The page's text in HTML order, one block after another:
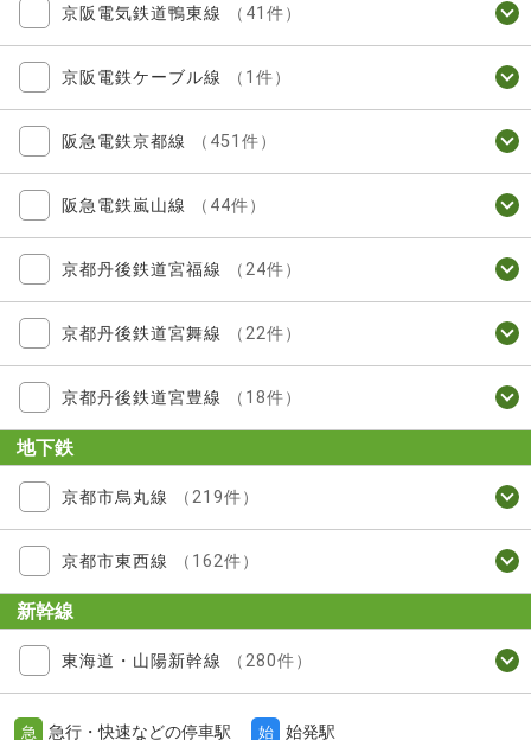
京阪電気鉄道鴨東線 （41件）
京阪電鉄ケーブル線 （1件）
阪急電鉄京都線 （451件）
阪急電鉄嵐山線 （44件）
京都丹後鉄道宮福線 （24件）
京都丹後鉄道宮舞線 （22件）
京都丹後鉄道宮豊線 （18件）
地下鉄
京都市烏丸線 （219件）
京都市東西線 （162件）
新幹線
東海道・山陽新幹線 （280件）
急 急行・快速などの停車駅 始 始発駅